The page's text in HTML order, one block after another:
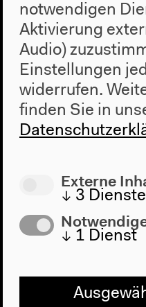
Anfahrt
Barrierefreiheit
Webshop
Kontakt
Presse
Team
Impressum
Haus der
Berlin
Tel + 49 30 397
notwendigen
Aktivierung
Audio)
Einstellungen
widerrufen.
finden Sie in
Externe
↓ 3 Dienste
↓ 1 Dienst